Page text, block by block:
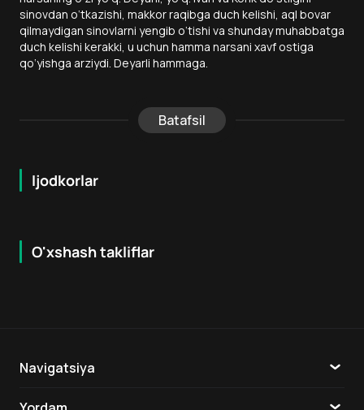
sinovdan o‘tkazishi, makkor raqibga duch kelishi, aql bovar
qilmaydigan sinovlarni yengib o‘tishi va shunday muhabbatga
duch kelishi kerakki, u uchun hamma narsani xavf ostiga
qo‘yishga arziydi. Deyarli hammaga.
Batafsil
Ijodkorlar
O'xshash takliflar
6 + 5.9
Navigatsiya